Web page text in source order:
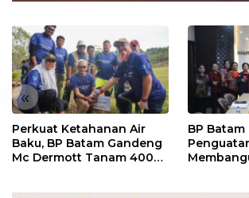
«
Perkuat Ketahanan Air
Baku, BP Batam Gandeng
Mc Dermott Tanam 400
BP